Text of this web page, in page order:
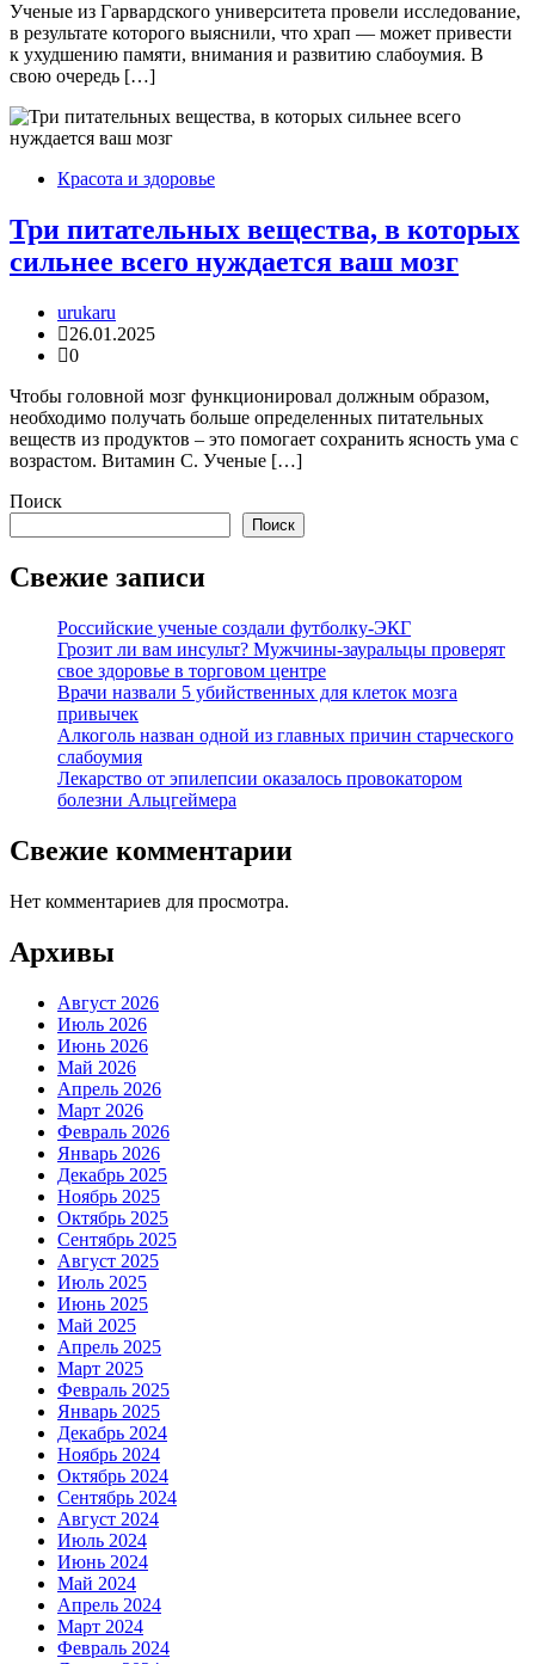
Ученые из Гарвардского университета провели исследование,
в результате которого выяснили, что храп — может привести
к ухудшению памяти, внимания и развитию слабоумия. В
свою очередь […]
Красота и здоровье
Три питательных вещества, в которых
сильнее всего нуждается ваш мозг
urukaru
26.01.2025
0
Чтобы головной мозг функционировал должным образом,
необходимо получать больше определенных питательных
веществ из продуктов – это помогает сохранить ясность ума с
возрастом. Витамин С. Ученые […]
Поиск
Поиск
Свежие записи
Российские ученые создали футболку-ЭКГ
Грозит ли вам инсульт? Мужчины-зауральцы проверят
свое здоровье в торговом центре
Врачи назвали 5 убийственных для клеток мозга
привычек
Алкоголь назван одной из главных причин старческого
слабоумия
Лекарство от эпилепсии оказалось провокатором
болезни Альцгеймера
Свежие комментарии
Нет комментариев для просмотра.
Архивы
Август 2026
Июль 2026
Июнь 2026
Май 2026
Апрель 2026
Март 2026
Февраль 2026
Январь 2026
Декабрь 2025
Ноябрь 2025
Октябрь 2025
Сентябрь 2025
Август 2025
Июль 2025
Июнь 2025
Май 2025
Апрель 2025
Март 2025
Февраль 2025
Январь 2025
Декабрь 2024
Ноябрь 2024
Октябрь 2024
Сентябрь 2024
Август 2024
Июль 2024
Июнь 2024
Май 2024
Апрель 2024
Март 2024
Февраль 2024